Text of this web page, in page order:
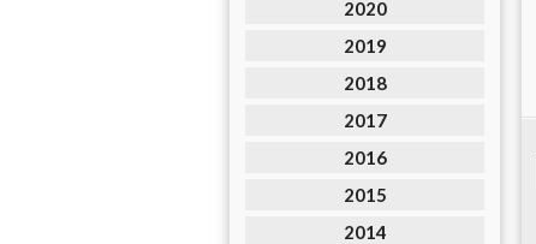
2020
2019
2018
2017
2016
2015
2014